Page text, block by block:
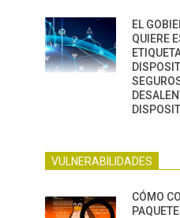
EL
QUIERE
VULNERABILIDADES
CÓMO